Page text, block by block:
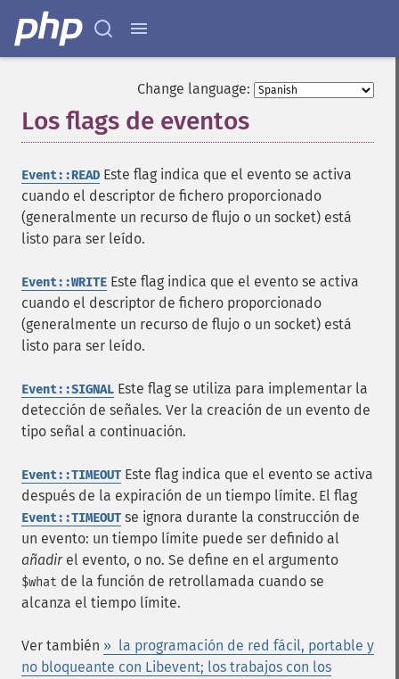
Change language:
Los flags de eventos
Event::READ Este flag indica que el evento se activa
cuando el descriptor de fichero proporcionado
(generalmente un recurso de flujo o un socket) está
listo para ser leído.
Event::WRITE Este flag indica que el evento se activa
cuando el descriptor de fichero proporcionado
(generalmente un recurso de flujo o un socket) está
listo para ser leído.
Event::SIGNAL Este flag se utiliza para implementar la
detección de señales. Ver la creación de un evento de
tipo señal a continuación.
Event::TIMEOUT Este flag indica que el evento se activa
después de la expiración de un tiempo límite. El flag
Event::TIMEOUT se ignora durante la construcción de
un evento: un tiempo límite puede ser definido al
añadirel evento, o no. Se define en el argumento
$what de la función de retrollamada cuando se
alcanza el tiempo límite.
Ver también » la programación de red fácil, portable y
no bloqueante con Libevent; los trabajos con los